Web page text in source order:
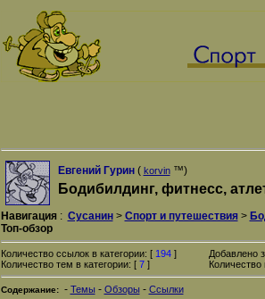
Евгений Гурин( korvin™)
Бодибилдинг, фитнесс,
Навигация: Сусанин> Спорт и путешествия>
Топ-обзор
Количество ссылок в категории: [ 194]
Количество тем в категории: [ 7]
Добавлено
Содержание: - Темы - Обзоры - Ссылки